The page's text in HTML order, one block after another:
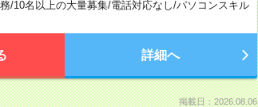
/10名以上の大量募集/電話対応なし/パソコンスキル
詳細へ
掲載日：2026.08.06